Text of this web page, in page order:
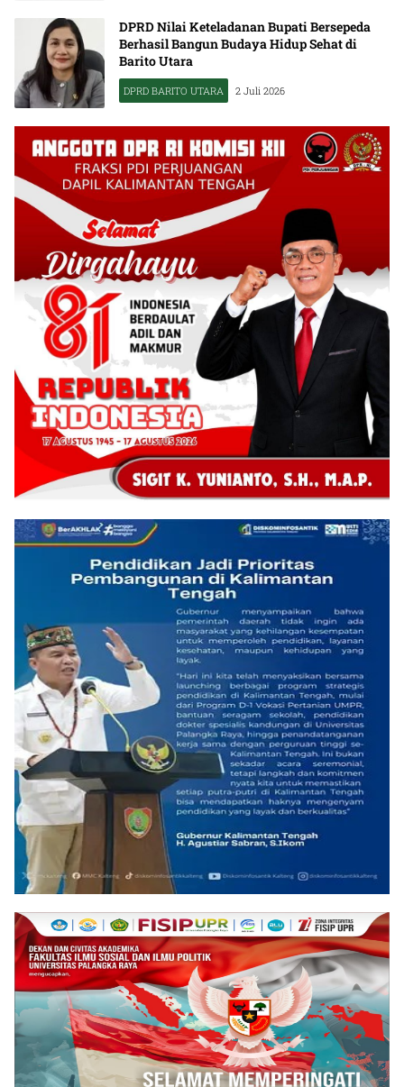
DPRD Nilai Keteladanan Bupati Bersepeda
Berhasil Bangun Budaya Hidup Sehat di
Barito Utara
DPRD BARITO UTARA 2 Juli 2026